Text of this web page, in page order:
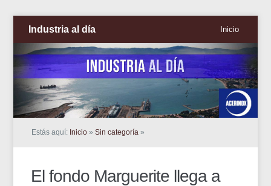
Industria al día Inicio
Estás aquí: Inicio »Sin categoría »
El fondo Marguerite llega a